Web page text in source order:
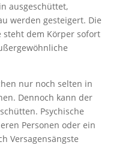
ausgeschüttet,
werden gesteigert. Die
steht dem Körper sofort
nur noch selten in
Dennoch kann der
Psychische
Personen oder ein
Versagensängste